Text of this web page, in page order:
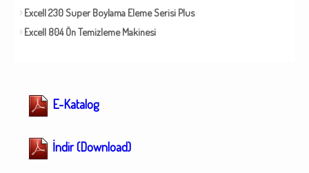
Excell 230 Super Boylama Eleme Serisi Plus
Excell 804 Ön Temizleme Makinesi
E-Katalog
İndir (Download)